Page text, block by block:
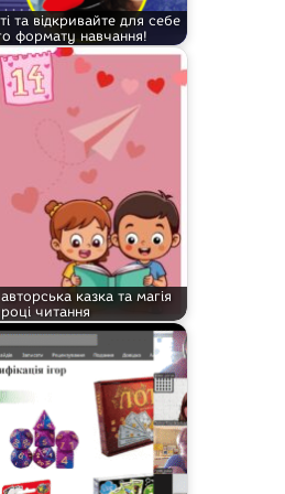
та відкривайте для себе
формату навчання!
казка та магія
читання